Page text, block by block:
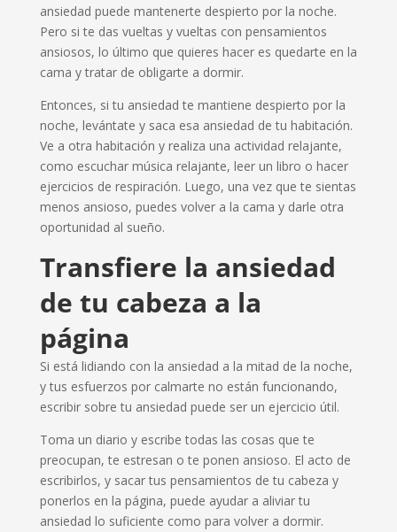
ansiedad puede mantenerte despierto por la noche.
Pero si te das vueltas y vueltas con pensamientos
ansiosos, lo último que quieres hacer es quedarte en la
cama y tratar de obligarte a dormir.
Entonces, si tu ansiedad te mantiene despierto por la
noche, levántate y saca esa ansiedad de tu habitación.
Ve a otra habitación y realiza una actividad relajante,
como escuchar música relajante, leer un libro o hacer
ejercicios de respiración. Luego, una vez que te sientas
menos ansioso, puedes volver a la cama y darle otra
oportunidad al sueño.
Transfiere la ansiedad
de tu cabeza a la
página
Si está lidiando con la ansiedad a la mitad de la noche,
y tus esfuerzos por calmarte no están funcionando,
escribir sobre tu ansiedad puede ser un ejercicio útil.
Toma un diario y escribe todas las cosas que te
preocupan, te estresan o te ponen ansioso. El acto de
escribirlos, y sacar tus pensamientos de tu cabeza y
ponerlos en la página, puede ayudar a aliviar tu
ansiedad lo suficiente como para volver a dormir.